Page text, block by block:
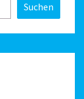
Suchen